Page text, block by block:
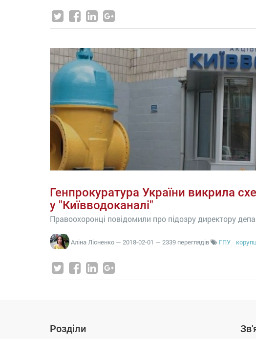
Генпрокуратура України викрила
у "Київводоканалі"
Правоохоронці повідомили про підозру директору
Аліна Лісненко — 2018-02-01 — 2339 переглядів ГПУ
Розділи